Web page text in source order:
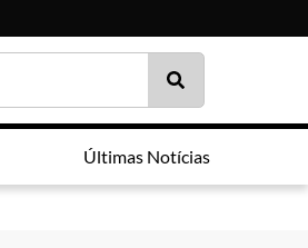
Últimas Notícias